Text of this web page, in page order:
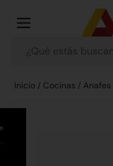
Inicio / Cocinas / Anafes